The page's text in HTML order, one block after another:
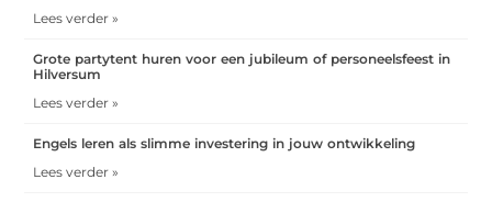
Lees verder »
Grote partytent huren voor een jubileum of personeelsfeest in
Hilversum
Lees verder »
Engels leren als slimme investering in jouw ontwikkeling
Lees verder »